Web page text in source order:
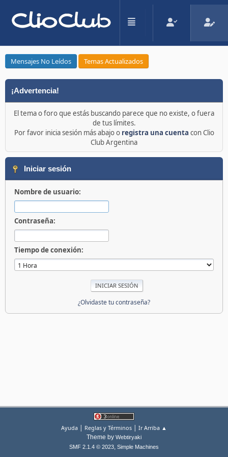
Mensajes No Leídos Temas Actualizados
¡Advertencia!
El tema o foro que estás buscando parece que no existe, o fuera
de tus límites.
Por favor inicia sesión más abajo o registra una cuenta con Clio
Club Argentina
Iniciar sesión
Nombre de usuario:
Contraseña:
Tiempo de conexión:
¿Olvidaste tu contraseña?
Ayuda | Reglas y Términos | Ir Arriba ▲
Theme by Webtiryaki
SMF 2.1.4 © 2023, Simple Machines